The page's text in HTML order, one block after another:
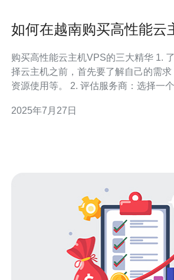
如何在越南购买高性能云
购买高性能云主机VPS的三大精华 1. 了解市场需求：在选
择云主机之前，首先要了解自己的需求
资源使用等。 2. 评估服务商：选择一个可靠的服务商至关
与
2025年7月27日